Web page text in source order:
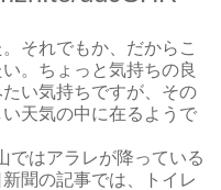
それでもか、だからこ
。ちょっと気持ちの良
い気持ちですが、その
天気の中に在るようで
ではアラレが降っている
聞の記事では、トイレ